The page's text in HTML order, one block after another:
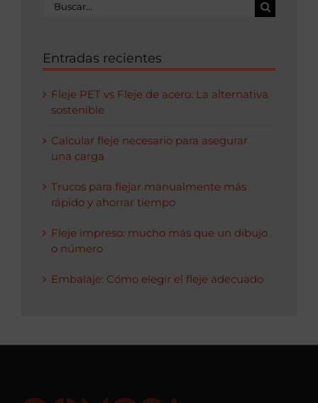
Buscar:
Entradas recientes
Fleje PET vs Fleje de acero: La alternativa
sostenible
Calcular fleje necesario para asegurar
una carga
Trucos para flejar manualmente más
rápido y ahorrar tiempo
Fleje impreso: mucho más que un dibujo
o número
Embalaje: Cómo elegir el fleje adecuado